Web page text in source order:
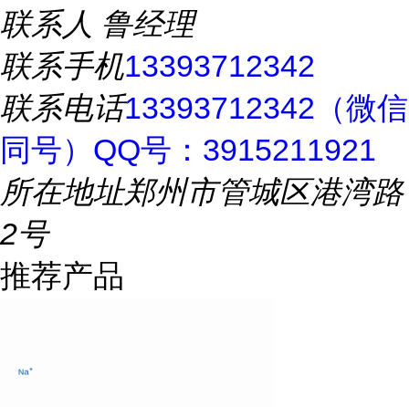
联系人 鲁经理
联系手机13393712342
联系电话13393712342（微信
同号）QQ号：3915211921
所在地址郑州市管城区港湾路
2号
推荐产品